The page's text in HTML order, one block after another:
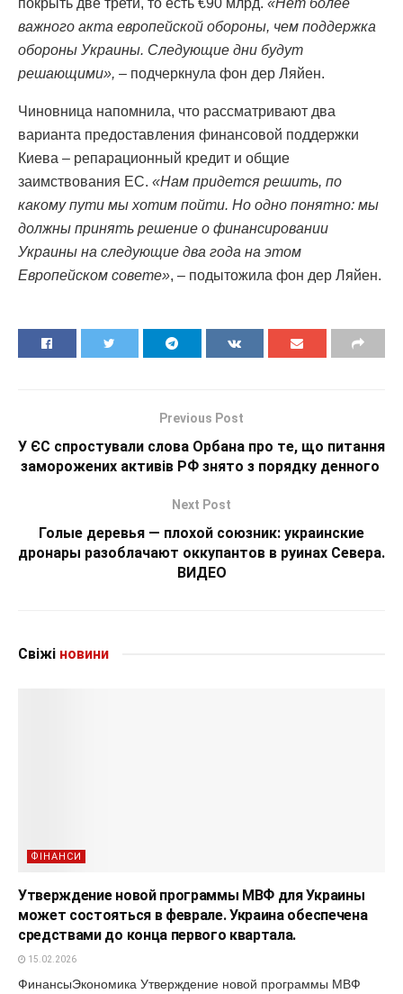
важного акта европейской обороны, чем поддержка
обороны Украины. Следующие дни будут
решающими», – подчеркнула фон дер Ляйен.
Чиновница напомнила, что рассматривают два
варианта предоставления финансовой поддержки
Киева – репарационный кредит и общие
заимствования ЕС. «Нам придется решить, по
какому пути мы хотим пойти. Но одно понятно: мы
должны принять решение о финансировании
Украины на следующие два года на этом
Европейском совете», – подытожила фон дер Ляйен.
Previous Post
У ЄС спростували слова Орбана про те, що питання
заморожених активів РФ знято з порядку денного
Next Post
Голые деревья — плохой союзник: украинские
дронары разоблачают оккупантов в руинах Севера.
ВИДЕО
Свіжі новини
ФІНАНСИ
Утверждение новой программы МВФ для Украины
может состояться в феврале. Украина обеспечена
средствами до конца первого квартала.
15.02.2026
ФинансыЭкономика Утверждение новой программы МВФ